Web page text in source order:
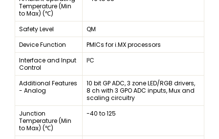
Temperature (Min
to Max) (℃)
Safety Level
QM
Device Function
PMICs for i.MX processors
Interface and Input
Control
I²C
Additional Features
- Analog
10 bit GP ADC, 3 zone LED/RGB drivers,
8 ch with 3 GPO ADC inputs, Mux and
scaling circuitry
Junction
Temperature (Min
to Max) (℃)
-40 to 125